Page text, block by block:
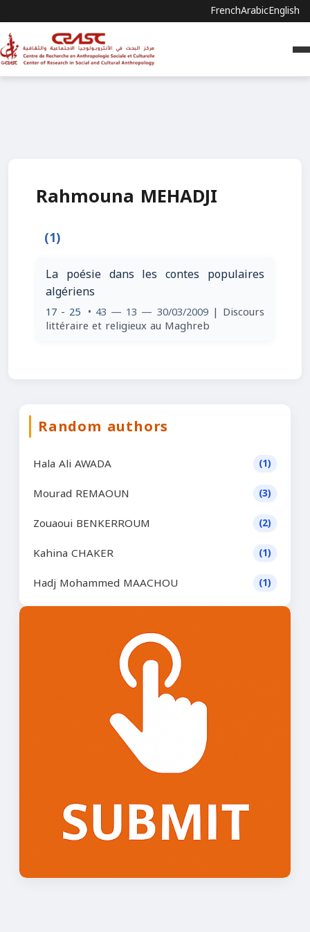
FrenchArabicEnglish
Rahmouna MEHADJI
(1)
La poésie dans les contes populaires
algériens
17 - 25 • 43 — 13 — 30/03/2009 | Discours
littéraire et religieux au Maghreb
Random authors
Hala Ali AWADA (1)
Mourad REMAOUN (3)
Zouaoui BENKERROUM (2)
Kahina CHAKER (1)
Hadj Mohammed MAACHOU (1)